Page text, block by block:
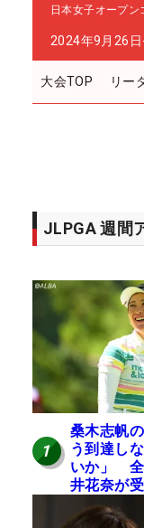
日本女子オープン
2024年9月26
大会TOP リー
JLPGA 週間
1
桑木志帆
う到達し
いか」 全
井花奈が